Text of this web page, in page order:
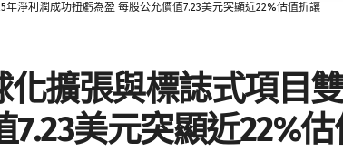
淨利潤成功扭虧為盈 每股公允價值7.23美元突顯近22%估值折讓
化擴張與標誌式項目
美元突顯近22%